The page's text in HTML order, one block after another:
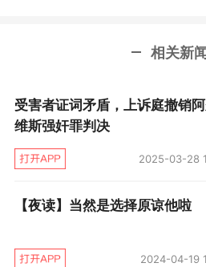
病，术后至少需要养伤6个
3月3日，在巴西贝洛洛
内马尔做了右脚第五跖骨
次，阿尔维斯的手术将在巴
曼俱乐部队医做。具体什
乐部和阿尔维斯商定。要想
斯的膝盖消肿，疼痛感减弱
相关新闻
受害者证词矛盾，上诉庭撤销
维斯强奸罪判决
2025-03-28
【夜读】当然是选择原谅他啦
2024-04-19